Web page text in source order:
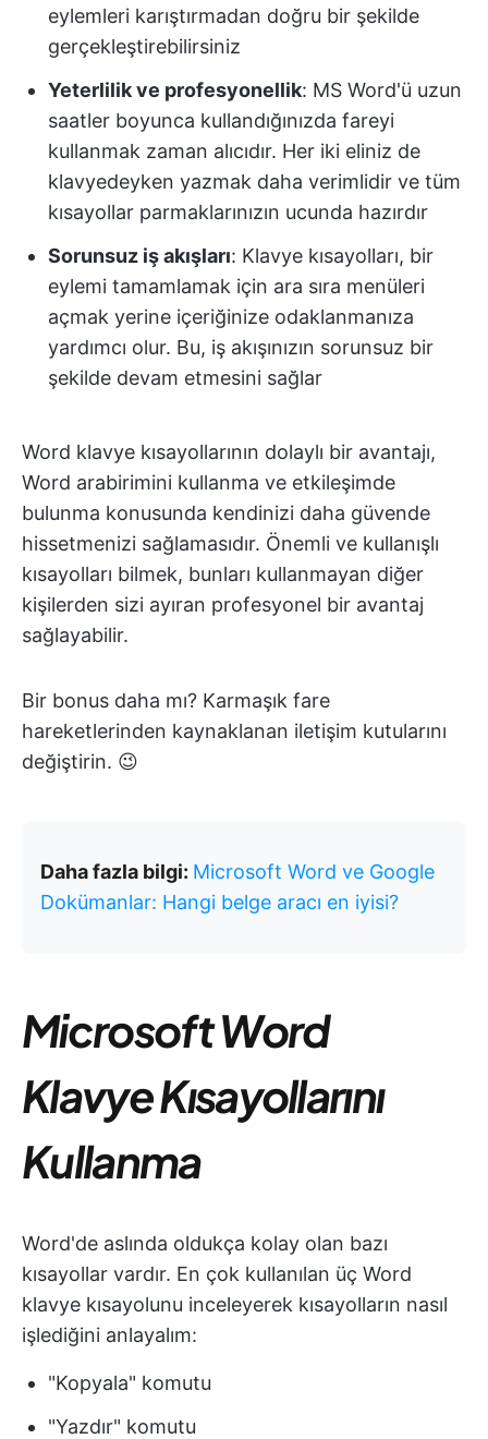
eylemleri karıştırmadan doğru bir şekilde
gerçekleştirebilirsiniz
Yeterlilik ve profesyonellik: MS Word'ü uzun
saatler boyunca kullandığınızda fareyi
kullanmak zaman alıcıdır. Her iki eliniz de
klavyedeyken yazmak daha verimlidir ve tüm
kısayollar parmaklarınızın ucunda hazırdır
Sorunsuz iş akışları: Klavye kısayolları, bir
eylemi tamamlamak için ara sıra menüleri
açmak yerine içeriğinize odaklanmanıza
yardımcı olur. Bu, iş akışınızın sorunsuz bir
şekilde devam etmesini sağlar
Word klavye kısayollarının dolaylı bir avantajı,
Word arabirimini kullanma ve etkileşimde
bulunma konusunda kendinizi daha güvende
hissetmenizi sağlamasıdır. Önemli ve kullanışlı
kısayolları bilmek, bunları kullanmayan diğer
kişilerden sizi ayıran profesyonel bir avantaj
sağlayabilir.
Bir bonus daha mı? Karmaşık fare
hareketlerinden kaynaklanan iletişim kutularını
değiştirin. 😉
Daha fazla bilgi: Microsoft Word ve Google
Dokümanlar: Hangi belge aracı en iyisi?
Microsoft Word
Klavye Kısayollarını
Kullanma
Word'de aslında oldukça kolay olan bazı
kısayollar vardır. En çok kullanılan üç Word
klavye kısayolunu inceleyerek kısayolların nasıl
işlediğini anlayalım:
"Kopyala" komutu
"Yazdır" komutu